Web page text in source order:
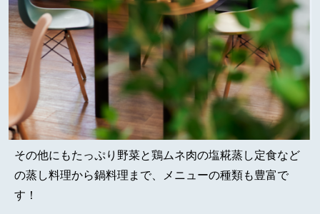
その他にもたっぷり野菜と鶏ムネ肉の塩糀蒸し定食など
の蒸し料理から鍋料理まで、メニューの種類も豊富で
す！